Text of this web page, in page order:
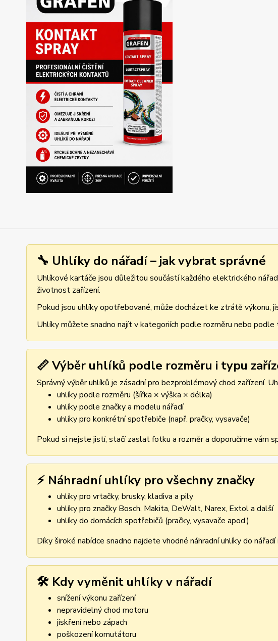
🔧 Uhlíky do nářadí – jak vybrat správné
Uhlíkové kartáče jsou důležitou součástí každého elektrického
životnost zařízení.
Pokud jsou uhlíky opotřebované, může docházet ke ztrátě výkonu,
Uhlíky můžete snadno najít v kategoriích podle rozměru nebo podle
📏 Výběr uhlíků podle rozměru i typu
Správný výběr uhlíků je zásadní pro bezproblémový chod zařízení.
uhlíky podle rozměru (šířka × výška × délka)
uhlíky podle značky a modelu nářadí
uhlíky pro konkrétní spotřebiče (např. pračky, vysavače)
Pokud si nejste jistí, stačí zaslat fotku a rozměr a doporučíme vám
⚡ Náhradní uhlíky pro všechny značky
uhlíky pro vrtačky, brusky, kladiva a pily
uhlíky pro značky Bosch, Makita, DeWalt, Narex, Extol a další
uhlíky do domácích spotřebičů (pračky, vysavače apod.)
Díky široké nabídce snadno najdete vhodné náhradní uhlíky do
🛠️ Kdy vyměnit uhlíky v nářadí
snížení výkonu zařízení
nepravidelný chod motoru
jiskření nebo zápach
poškození komutátoru